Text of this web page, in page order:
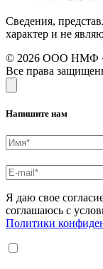
Сведения,
характер и не
© 2026 ООО НМФ
Все права
Напишите нам
Я даю свое
соглашаюсь с
Политики